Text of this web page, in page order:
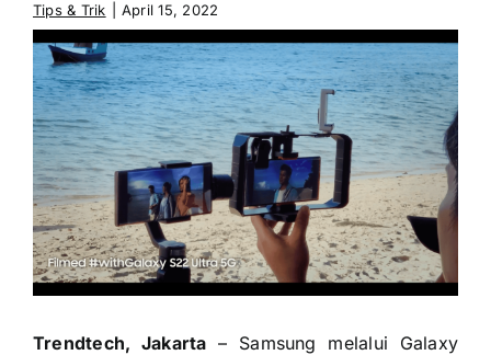
Tips & Trik April 15, 2022
Trendtech, Jakarta – Samsung melalui Galaxy